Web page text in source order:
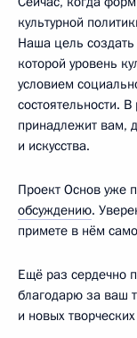
культурной
Наша цель
которой уровень
условием
состоятельности.
принадлежит вам,
и искусства.
Проект Основ уже
обсуждению.
примете в нём
Ещё раз сердечно
благодарю за ваш
и новых